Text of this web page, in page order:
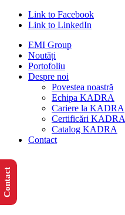
Link to Facebook
Link to LinkedIn
EMI Group
Noutăți
Portofoliu
Despre noi
Povestea noastră
Echipa KADRA
Cariere la KADRA
Certificări KADRA
Catalog KADRA
Contact
Contact